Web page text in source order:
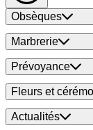
Obsèques
Marbrerie
Prévoyance
Fleurs et
Actualités